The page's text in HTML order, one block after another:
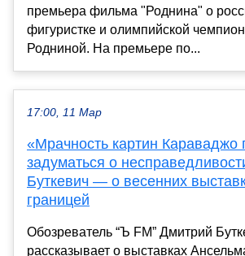
премьера фильма "Роднина" о
фигуристке и олимпийской
Родниной. На премьере по...
17:00, 11 Мар
«Мрачность картин Караваджо
задуматься о
Буткевич — о весенних
границей
Обозреватель “Ъ FM” Дмитрий
рассказывает о выставках